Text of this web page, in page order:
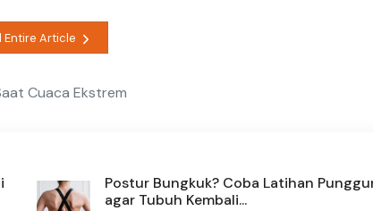
Entire Article
Cuaca Ekstrem
Postur Bungkuk? Coba Latihan
agar Tubuh Kembali...